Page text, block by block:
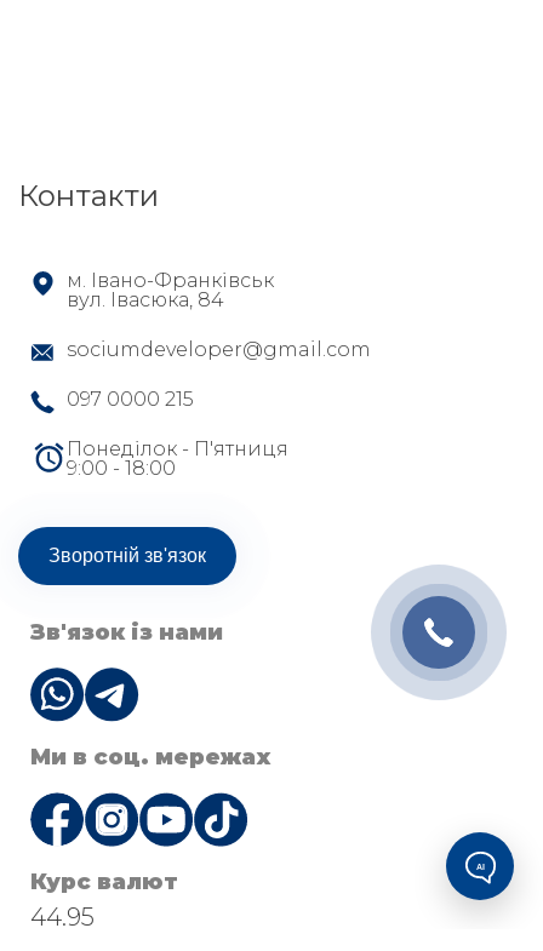
Контакти
м. Івано-Франківськ
вул. Івасюка, 84
sociumdeveloper@gmail.com
097 0000 215
Понеділок - П'ятниця
9:00 - 18:00
Зворотній зв'язок
Зв'язок із нами
Ми в соц. мережах
Курс валют
44.95
AI